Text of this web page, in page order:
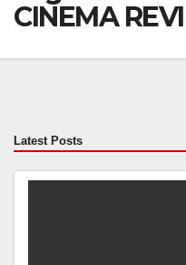
CINEMA
Latest Posts